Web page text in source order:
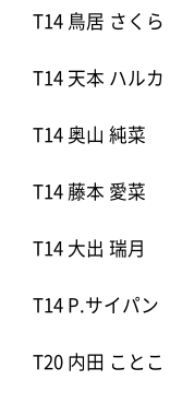
T14 鳥居 さくら
T14 天本 ハルカ
T14 奥山 純菜
T14 藤本 愛菜
T14 大出 瑞月
T14 P.サイパン
T20 内田 ことこ